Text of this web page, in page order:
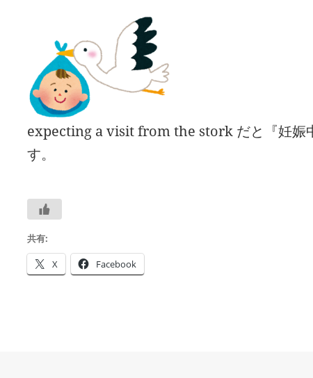
expecting a visit from the stork だと『妊娠
す。
共有:
X Facebook